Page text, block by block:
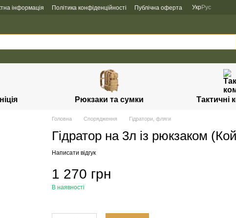
інформація Політика конфіденційності Публічна оферта УкрРус
Рюкзаки та сумки Тактичні
Головна Спорядження Гідратори, фляги
Гідратор на 3л із рюкзаком
Написати відгук
1 270 грн
В наявності